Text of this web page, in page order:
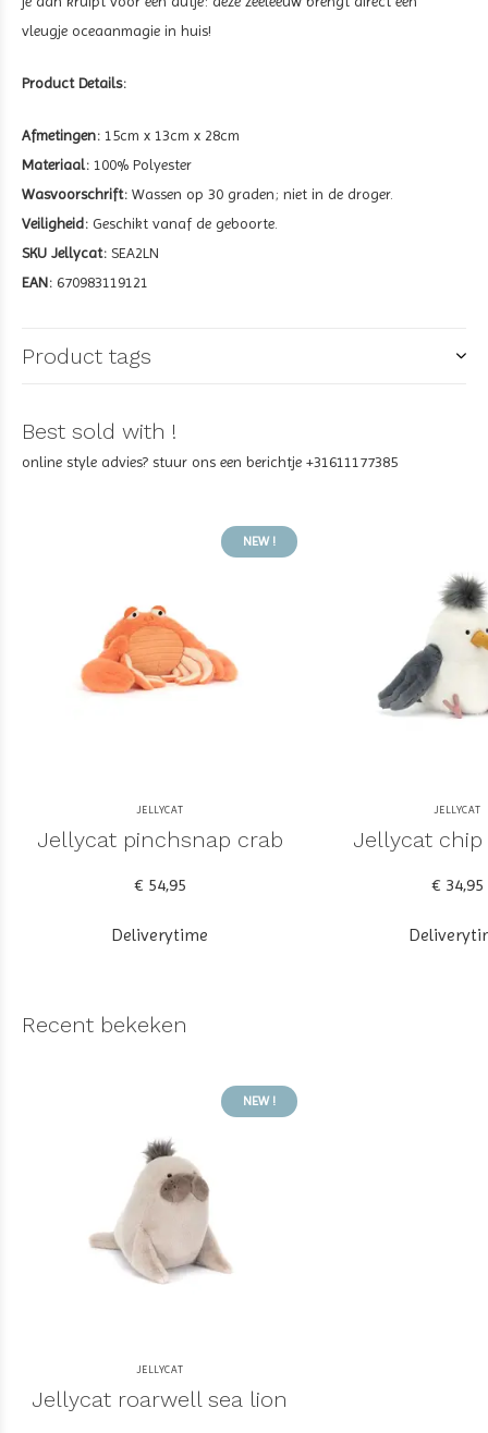
vleugje oceaanmagie in huis!
Product Details:
Afmetingen: 15cm x 13cm x 28cm
Materiaal: 100% Polyester
Wasvoorschrift: Wassen op 30 graden; niet in de droger.
Veiligheid: Geschikt vanaf de geboorte.
SKU Jellycat: SEA2LN
EAN: 670983119121
Product tags
Best sold with !
online style advies? stuur ons een berichtje +31611177385
NEW !
JELLYCAT
Jellycat pinchsnap crab
€ 54,95
Deliverytime
JELLYCAT
Jellycat chip
€ 34,95
Recent bekeken
NEW !
JELLYCAT
Jellycat roarwell sea lion